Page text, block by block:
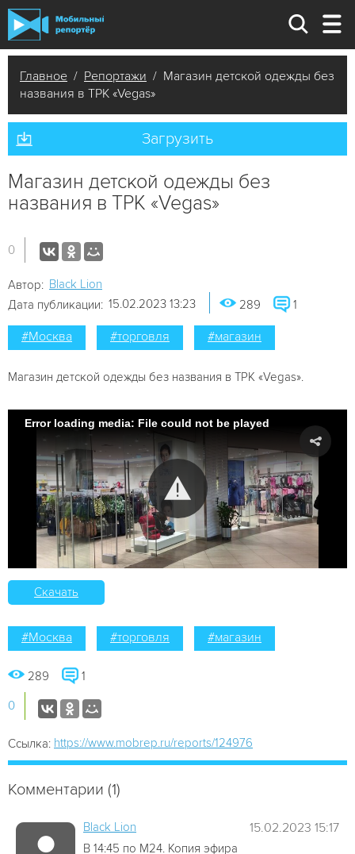
Главное / Репортажи / Магазин детской одежды без
названия в ТРК «Vegas»
Загрузить
Магазин детской одежды без
названия в ТРК «Vegas»
0
Автор: Black Lion
Дата публикации: 15.02.2023 13:23 289 1
#Москва #торговля #магазин
Магазин детской одежды без названия в ТРК «Vegas».
Error loading media: File could not be played
Скачать
#Москва #торговля #магазин
289 1
0
Ссылка: https://www.mobrep.ru/reports/124976
Комментарии (1)
Black Lion 15.02.2023 15:17
В 14:45 по М24. Копия эфира